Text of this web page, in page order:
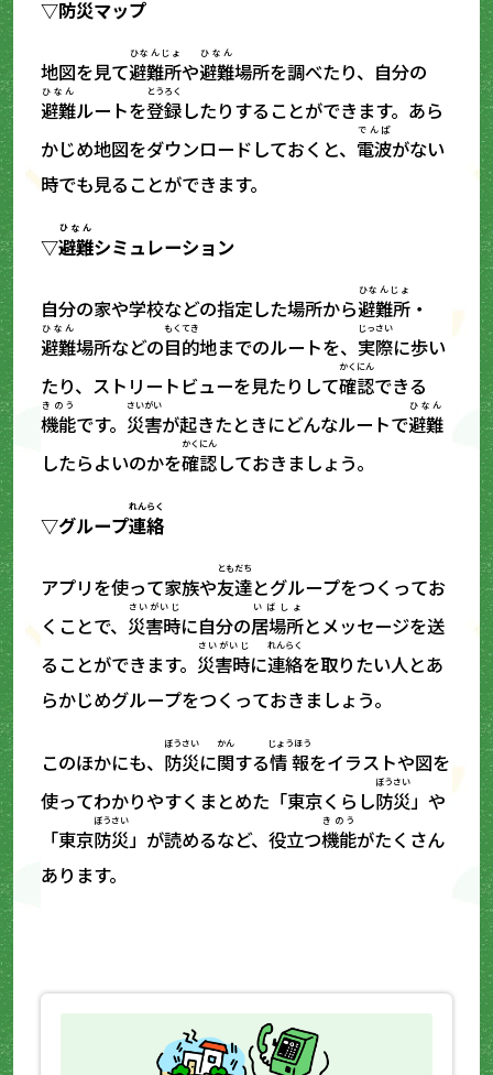
▽防災マップ
地図を見て避難所
ひなんじょ
や避難
ひなん
場所を調べたり、自分の
避難
ひなん
ルートを登録
とうろく
したりすることができます。あら
かじめ地図をダウンロードしておくと、 電波
でんぱ
がない
時でも見ることができます。
▽避難
ひなん
シミュレーション
自分の家や学校などの指定した場所から避難所
ひなんじょ
・
避難
ひなん
場所などの目的
もくてき
地までのルートを、 実際
じっさい
に歩い
たり、ストリートビューを見たりして確認
かくにん
できる
機能
きのう
です。 災害
さいがい
が起きたときにどんなルートで避難
ひなん
したらよいのかを確認
かくにん
しておきましょう。
▽グループ連絡
れんらく
アプリを使って家族や友達
ともだち
とグループをつくってお
くことで、 災害時
さいがいじ
に自分の居場所
いばしょ
とメッセージを送
ることができます。 災害時
さいがいじ
に連絡
れんらく
を取りたい人とあ
らかじめグループをつくっておきましょう。
このほかにも、 防災
ぼうさい
に関
かん
する情報
じょうほう
をイラストや図を
使ってわかりやすくまとめた「東京くらし防災
ぼうさい
」や
「東京防災
ぼうさい
」が読めるなど、役立つ機能
きのう
がたくさん
あります。